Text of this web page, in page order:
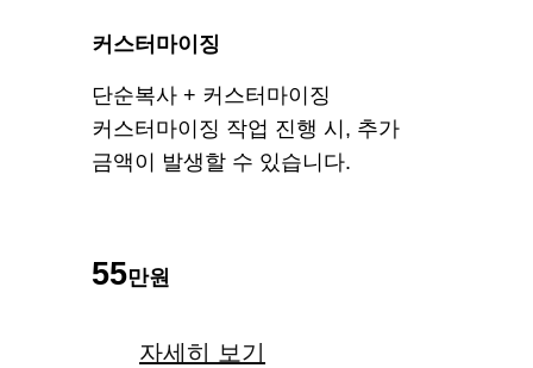
커스터마이징
단순복사 + 커스터마이징
커스터마이징 작업 진행 시, 추가
금액이 발생할 수 있습니다.
55만원
자세히 보기